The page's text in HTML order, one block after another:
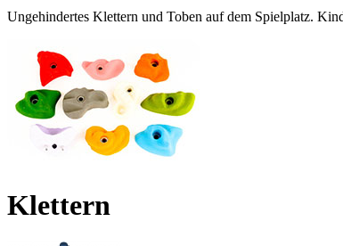
Ungehindertes Klettern und Toben auf dem Spielplatz.
Klettern